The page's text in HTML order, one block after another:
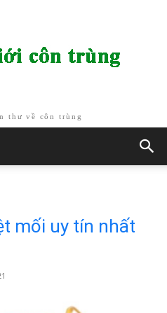
thư về côn trùng
mối uy tín nhất